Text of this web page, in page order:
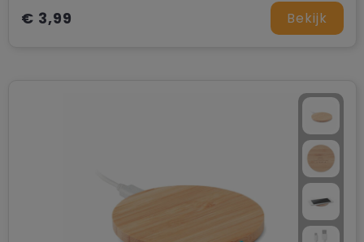
€ 3,99 Bekijk